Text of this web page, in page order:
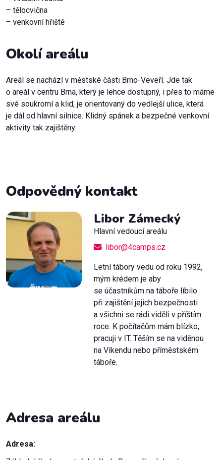
Doplňkový prodej
Dokumenty ke stažení
Často kladené dotazy
– tělocvična
– venkovní hřiště
Okolí areálu
Areál se nachází v městské části Brno-Veveří. Jde tak
o areál v centru Brna, který je lehce dostupný, i přes to máme
své soukromí a klid, je orientovaný do vedlejší ulice, která
je dál od hlavní silnice. Klidný spánek a bezpečné venkovní
aktivity tak zajištěny.
Odpovědný kontakt
Libor Zámecký
Hlavní vedoucí areálu
libor@4camps.cz
Letní tábory vedu od roku 1992,
mým krédem je aby
se účastníkům na táboře líbilo
při zajištění jejich bezpečnosti
a všichni se rádi viděli v příštím
roce. K počítačům mám blízko,
pracuji v IT. Těším se na viděnou
na Víkendu nebo příměstském
táboře.
Adresa areálu
Adresa: